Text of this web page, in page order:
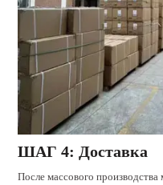
ШАГ 4: Доставка
После массового